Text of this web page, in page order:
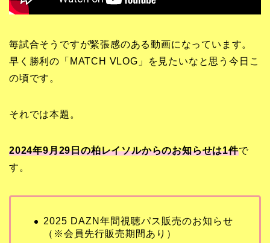
毎試合そうですが緊張感のある動画になっています。
早く勝利の「MATCH VLOG」を見たいなと思う今日こ
の頃です。
それでは本題。
2024年9月29日の柏レイソルからのお知らせは1件で
す。
2025 DAZN年間視聴パス販売のお知らせ
（※会員先行販売期間あり）